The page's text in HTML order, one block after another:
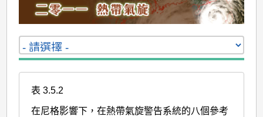
表 3.5.2
在尼格影響下，在熱帶氣旋警告系統的八個參考